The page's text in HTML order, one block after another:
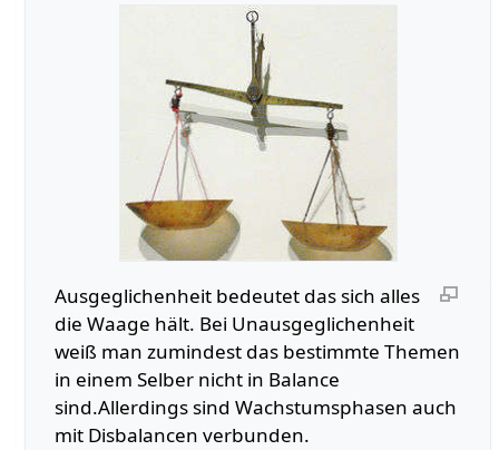
Ausgeglichenheit bedeutet das sich alles
die Waage hält. Bei Unausgeglichenheit
weiß man zumindest das bestimmte Themen
in einem Selber nicht in Balance
sind.Allerdings sind Wachstumsphasen auch
mit Disbalancen verbunden.